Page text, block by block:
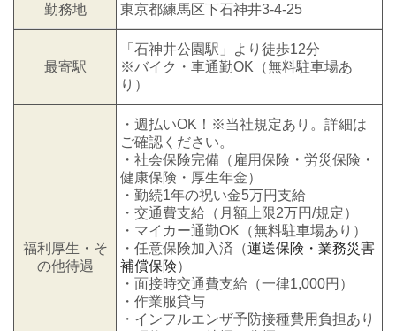
勤務地 東京都練馬区下石神井3-4-25
最寄駅
「石神井公園駅」より徒歩12分
※バイク・車通勤OK（無料駐車場あ
り）
福利厚生・そ
の他待遇
・週払いOK！※当社規定あり。詳細は
ご確認ください。
・社会保険完備（雇用保険・労災保険・
健康保険・厚生年金）
・勤続1年の祝い金5万円支給
・交通費支給（月額上限2万円/規定）
・マイカー通勤OK（無料駐車場あり）
・任意保険加入済 （運送保険・業務災害
補償保険）
・面接時交通費支給（一律1,000円）
・作業服貸与
・インフルエンザ予防接種費用負担あり